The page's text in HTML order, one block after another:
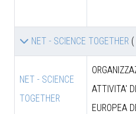
NET - SCIENCE TOGETHER
NET - SCIENCE
TOGETHER
ATTIVITA'
EUROPEA